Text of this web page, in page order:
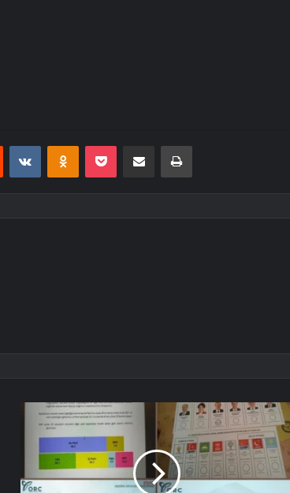
Reddit VKontakteOdnoklassniki
Pocket E-Posta ile paylaş Yazdır